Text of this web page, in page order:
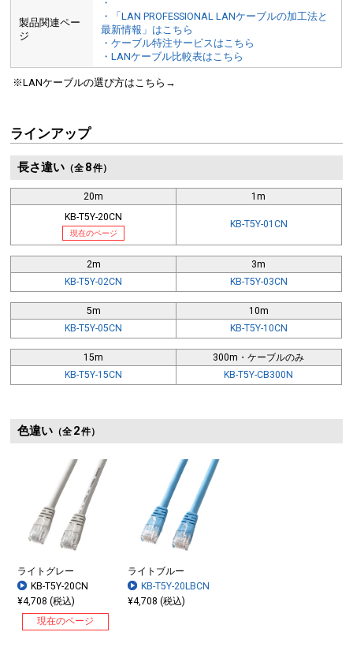
製品関連ペー
ジ
・
・「LAN PROFESSIONAL LANケーブルの加工法と
最新情報」はこちら
・ケーブル特注サービスはこちら
・LANケーブル比較表はこちら
※LANケーブルの選び方はこちら→
ラインアップ
長さ違い（全 8件）
20m
KB-T5Y-20CN
現在のページ
1m
KB-T5Y-01CN
2m
KB-T5Y-02CN
3m
KB-T5Y-03CN
5m
KB-T5Y-05CN
10m
KB-T5Y-10CN
15m
KB-T5Y-15CN
300m・ケーブルのみ
KB-T5Y-CB300N
色違い（全 2件）
ライトグレー
KB-T5Y-20CN
¥4,708 (税込)
現在のページ
ライトブルー
KB-T5Y-20LBCN
¥4,708 (税込)